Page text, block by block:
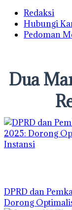
Redaksi
Hubungi
Pedoman
Dua
DPRD dan
Dorong